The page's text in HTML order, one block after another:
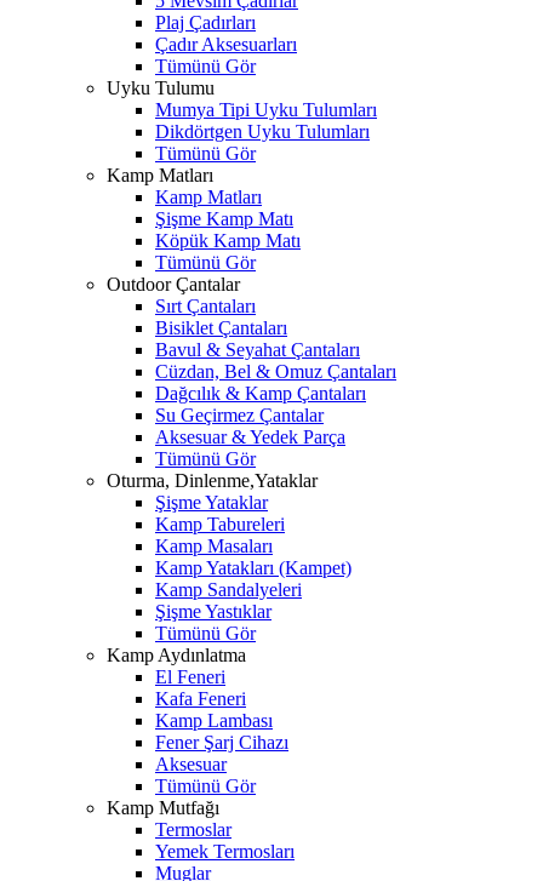
Plaj Çadırları
Çadır Aksesuarları
Tümünü Gör
Uyku Tulumu
Mumya Tipi Uyku Tulumları
Dikdörtgen Uyku Tulumları
Tümünü Gör
Kamp Matları
Kamp Matları
Şişme Kamp Matı
Köpük Kamp Matı
Tümünü Gör
Outdoor Çantalar
Sırt Çantaları
Bisiklet Çantaları
Bavul & Seyahat Çantaları
Cüzdan, Bel & Omuz Çantaları
Dağcılık & Kamp Çantaları
Su Geçirmez Çantalar
Aksesuar & Yedek Parça
Tümünü Gör
Oturma, Dinlenme,Yataklar
Şişme Yataklar
Kamp Tabureleri
Kamp Masaları
Kamp Yatakları (Kampet)
Kamp Sandalyeleri
Şişme Yastıklar
Tümünü Gör
Kamp Aydınlatma
El Feneri
Kafa Feneri
Kamp Lambası
Fener Şarj Cihazı
Aksesuar
Tümünü Gör
Kamp Mutfağı
Termoslar
Yemek Termosları
Muglar